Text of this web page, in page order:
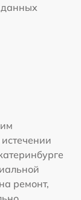
данных
ремонт,